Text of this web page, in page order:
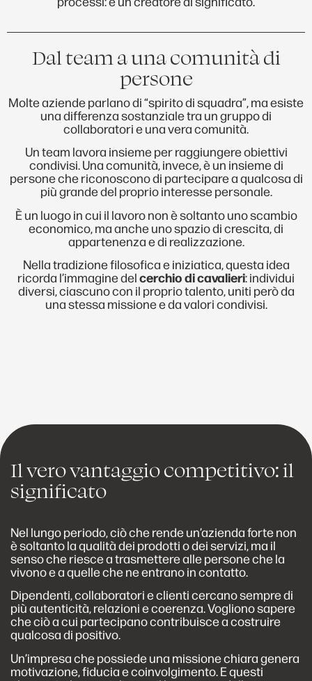
Dal team a una comunità di
persone
Molte aziende parlano di “spirito di squadra”, ma esiste
una differenza sostanziale tra un gruppo di
collaboratori e una vera comunità.
Un team lavora insieme per raggiungere obiettivi
condivisi. Una comunità, invece, è un insieme di
persone che riconoscono di partecipare a qualcosa di
più grande del proprio interesse personale.
È un luogo in cui il lavoro non è soltanto uno scambio
economico, ma anche uno spazio di crescita, di
appartenenza e di realizzazione.
Nella tradizione filosofica e iniziatica, questa idea
ricorda l’immagine delcerchio di cavalieri: individui
diversi, ciascuno con il proprio talento, uniti però da
una stessa missione e da valori condivisi.
Il vero vantaggio competitivo: il
significato
Nel lungo periodo, ciò che rende un’azienda forte non
è soltanto la qualità dei prodotti o dei servizi, ma il
senso che riesce a trasmettere alle persone che la
vivono e a quelle che ne entrano in contatto.
Dipendenti, collaboratori e clienti cercano sempre di
più autenticità, relazioni e coerenza. Vogliono sapere
che ciò a cui partecipano contribuisce a costruire
qualcosa di positivo.
Un’impresa che possiede una missione chiara genera
motivazione, fiducia e coinvolgimento. E questi